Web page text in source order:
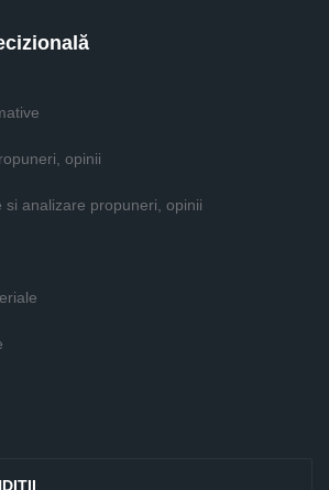
opinii
si analizare propuneri, opinii